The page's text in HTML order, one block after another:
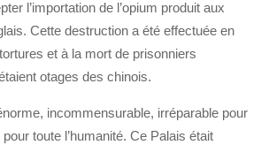
l’importation de l’opium produit aux
Cette destruction a été effectuée en
et à la mort de prisonniers
otages des chinois.
incommensurable, irréparable pour
toute l’humanité. Ce Palais était